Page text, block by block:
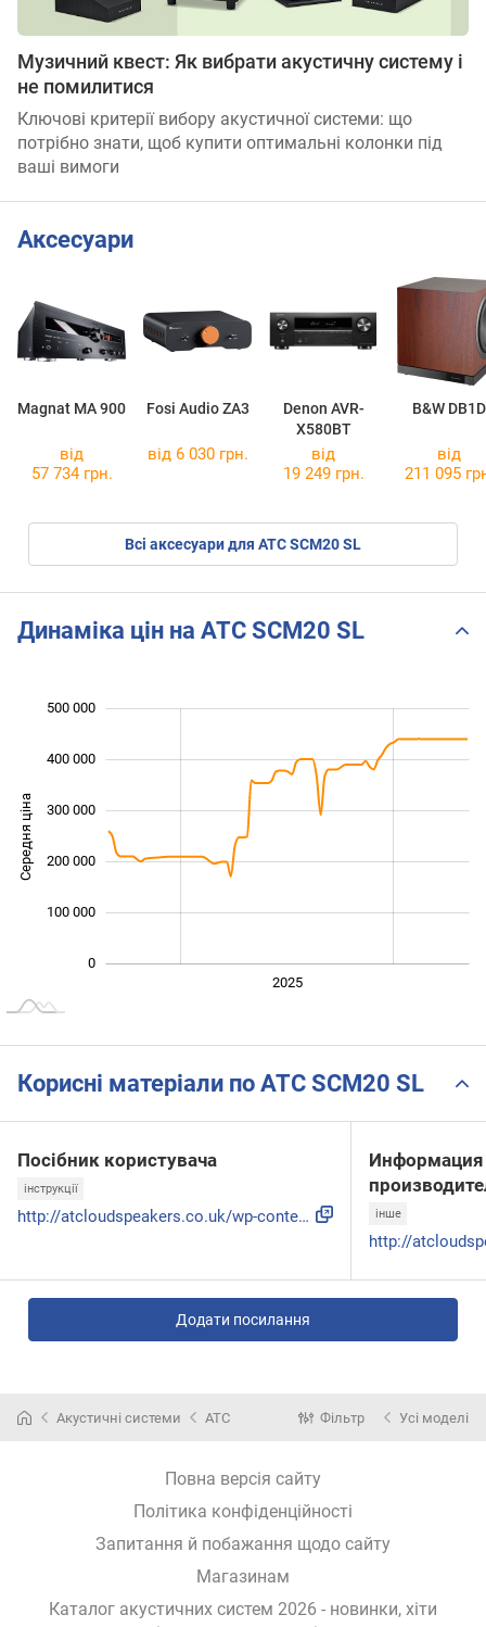
Музичний квест: Як вибрати акустичну систему і
не помилитися
Ключові критерії вибору акустичної системи: що
потрібно знати, щоб купити оптимальні колонки під
ваші вимоги
Аксесуари
Magnat MA 900 Fosi Audio ZA3
Denon AVR-
X580BT
B&W DB1D
від
57 734 грн.
від 6 030 грн.
від
19 249 грн.
від
211 095
Всі аксесуари для ATC SCM20 SL
Динаміка цін на ATC SCM20 SL
Середня ціна
0
100 000
200 000
300 000
400 000
500 000
2025
Корисні матеріали по ATC SCM20 SL
Посібник користувача
інструкції
http://atcloudspeakers.co.uk/wp-content/uploads/2016/06/SCM...
Информация
інше
Додати посилання
Акустичні системи ATC Фільтр Усі моделі
Повна версія сайту
Політика конфіденційності
Запитання й побажання щодо сайту
Магазинам
Каталог акустичних систем 2026 - новинки, хіти